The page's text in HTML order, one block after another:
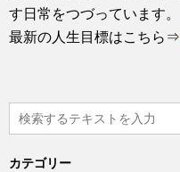
す日常をつづっています。
最新の人生目標はこちら⇒
カテゴリー